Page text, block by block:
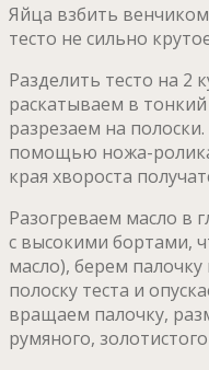
Яйца взбить
тесто не сильно
Разделить тесто на 2
раскатываем в
разрезаем на
помощью ножа-
края хвороста
Разогреваем масло в
с высокими бортами,
масло), берем
полоску теста и
вращаем палочку,
румяного,